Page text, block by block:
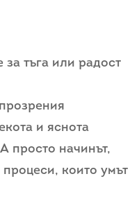
тъга или радост
и яснота
просто начинът,
които умът